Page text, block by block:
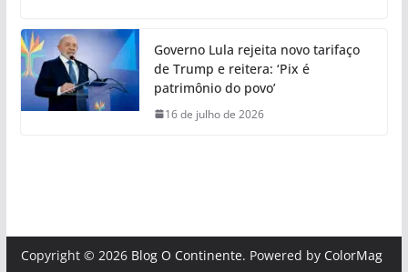
Governo Lula rejeita novo tarifaço
de Trump e reitera: ‘Pix é
patrimônio do povo’
16 de julho de 2026
Copyright © 2026 Blog O Continente. Powered by ColorMag